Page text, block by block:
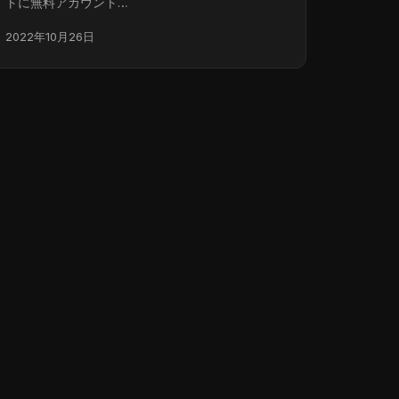
2022年10月26日